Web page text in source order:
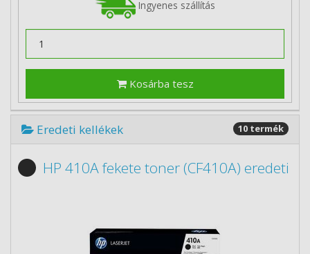
Ingyenes szállítás
Kosárba tesz
Eredeti kellékek 10 termék
HP 410A fekete toner (CF410A) eredeti